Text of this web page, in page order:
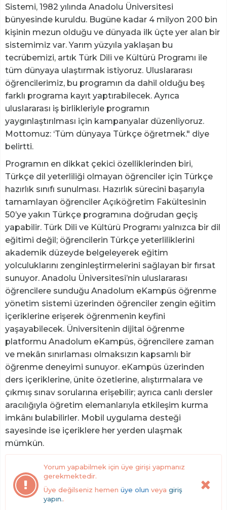
Sistemi, 1982 yılında Anadolu Üniversitesi
bünyesinde kuruldu. Bugüne kadar 4 milyon 200 bin
kişinin mezun olduğu ve dünyada ilk üçte yer alan bir
sistemimiz var. Yarım yüzyıla yaklaşan bu
tecrübemizi, artık Türk Dili ve Kültürü Programı ile
tüm dünyaya ulaştırmak istiyoruz. Uluslararası
öğrencilerimiz, bu programın da dahil olduğu beş
farklı programa kayıt yaptırabilecek. Ayrıca
uluslararası iş birlikleriyle programın
yaygınlaştırılması için kampanyalar düzenliyoruz.
Mottomuz: ‘Tüm dünyaya Türkçe öğretmek." diye
belirtti.
Programın en dikkat çekici özelliklerinden biri,
Türkçe dil yeterliliği olmayan öğrenciler için Türkçe
hazırlık sınıfı sunulması. Hazırlık sürecini başarıyla
tamamlayan öğrenciler Açıköğretim Fakültesinin
50’ye yakın Türkçe programına doğrudan geçiş
yapabilir. Türk Dili ve Kültürü Programı yalnızca bir dil
eğitimi değil; öğrencilerin Türkçe yeterliliklerini
akademik düzeyde belgeleyerek eğitim
yolculuklarını zenginleştirmelerini sağlayan bir fırsat
sunuyor. Anadolu Üniversitesi’nin uluslararası
öğrencilere sunduğu Anadolum eKampüs öğrenme
yönetim sistemi üzerinden öğrenciler zengin eğitim
içeriklerine erişerek öğrenmenin keyfini
yaşayabilecek. Üniversitenin dijital öğrenme
platformu Anadolum eKampüs, öğrencilere zaman
ve mekân sınırlaması olmaksızın kapsamlı bir
öğrenme deneyimi sunuyor. eKampüs üzerinden
ders içeriklerine, ünite özetlerine, alıştırmalara ve
çıkmış sınav sorularına erişebilir; ayrıca canlı dersler
aracılığıyla öğretim elemanlarıyla etkileşim kurma
imkânı bulabilirler. Mobil uygulama desteği
sayesinde ise içeriklere her yerden ulaşmak
mümkün.
Yorum yapabilmek için üye girişi yapmanız
gerekmektedir.
Üye değilseniz hemen üye olun veya giriş
yapın..